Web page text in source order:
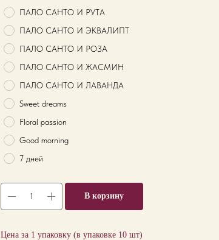
ПАЛО САНТО И РУТА
ПАЛО САНТО И ЭКВАЛИПТ
ПАЛО САНТО И РОЗА
ПАЛО САНТО И ЖАСМИН
ПАЛО САНТО И ЛАВАНДА
Sweet dreams
Floral passion
Good morning
7 дней
В корзину
Цена за 1 упаковку (в упаковке 10 шт)